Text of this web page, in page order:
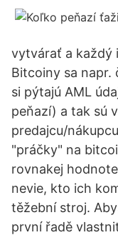
vytvárať a každý
Bitcoiny sa napr.
si pýtajú AML
peňazí) a tak sú
predajcu/
"práčky" na
rovnakej
nevie, kto ich
těžební stroj.
první řadě